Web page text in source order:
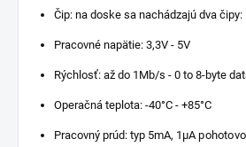
Čip: na doske sa nachádzajú dva čipy:
Pracovné napätie: 3,3V - 5V
Rýchlosť: až do 1Mb/s - 0 to 8-byte
Operačná teplota: -40°C - +85°C
Pracovný prúd: typ 5mA, 1μA